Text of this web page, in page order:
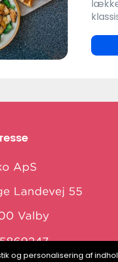
og personalisering af